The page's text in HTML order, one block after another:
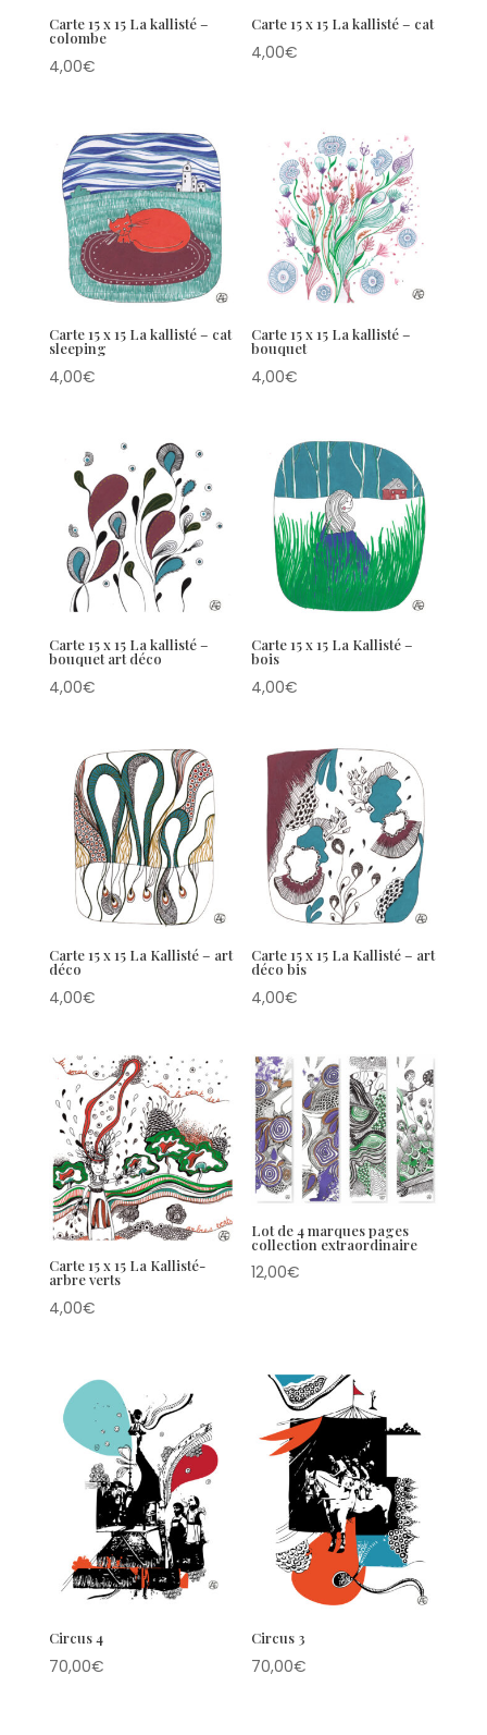
Carte 15 x 15 La kallisté –
colombe
4,00€
Carte 15 x 15 La kallisté – cat
4,00€
Carte 15 x 15 La kallisté – cat
sleeping
4,00€
Carte 15 x 15 La kallisté –
bouquet
4,00€
Carte 15 x 15 La kallisté –
bouquet art déco
4,00€
Carte 15 x 15 La Kallisté –
bois
4,00€
Carte 15 x 15 La Kallisté – art
déco
4,00€
Carte 15 x 15 La Kallisté – art
déco bis
4,00€
Carte 15 x 15 La Kallisté-
arbre verts
4,00€
Lot de 4 marques pages
collection extraordinaire
12,00€
Circus 4
70,00€
Circus 3
70,00€